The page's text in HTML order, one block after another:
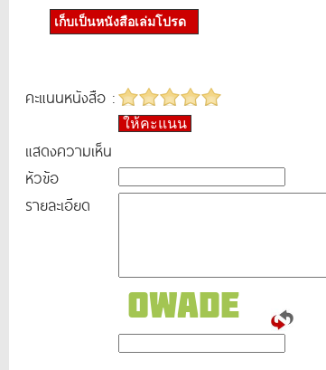
เก็บเป็นหนังสือเล่มโปรด
คะแนนหนังสือ :
ให้คะแนน
แสดงความเห็น
หัวข้อ
รายละเอียด